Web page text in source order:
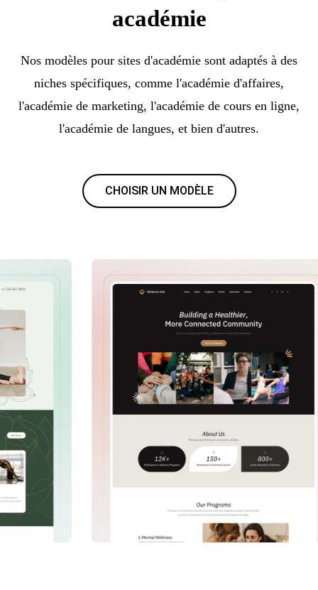
académie
Nos modèles pour sites d'académie sont adaptés à des
niches spécifiques, comme l'académie d'affaires,
l'académie de marketing, l'académie de cours en ligne,
l'académie de langues, et bien d'autres.
CHOISIR UN MODÈLE